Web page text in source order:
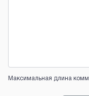
Максимальная длина